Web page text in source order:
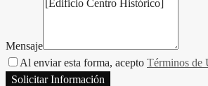
Mensaje
Al enviar esta forma, acepto Términos de
Solicitar Información